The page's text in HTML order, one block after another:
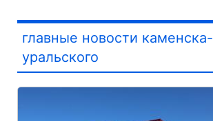
главные новости каменска-
уральского